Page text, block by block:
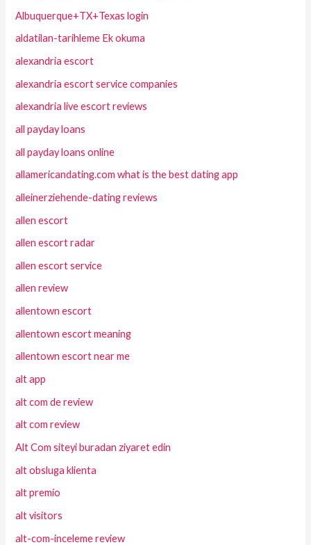
Albuquerque+TX+Texas login
aldatilan-tarihleme Ek okuma
alexandria escort
alexandria escort service companies
alexandria live escort reviews
all payday loans
all payday loans online
allamericandating.com what is the best dating app
alleinerziehende-dating reviews
allen escort
allen escort radar
allen escort service
allen review
allentown escort
allentown escort meaning
allentown escort near me
alt app
alt com de review
alt com review
Alt Com siteyi buradan ziyaret edin
alt obsluga klienta
alt premio
alt visitors
alt-com-inceleme review